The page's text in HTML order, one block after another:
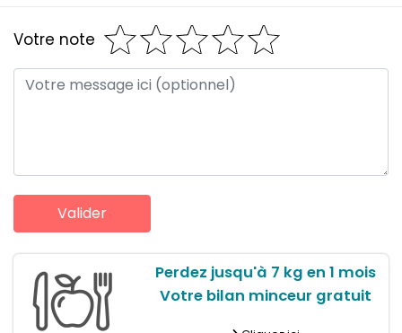
Votre note
Perdez jusqu'à 7 kg en 1 mois
Votre bilan minceur gratuit